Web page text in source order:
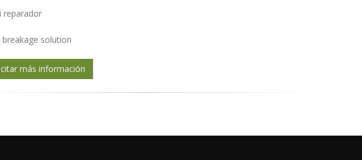
reparador
breakage solution
más información